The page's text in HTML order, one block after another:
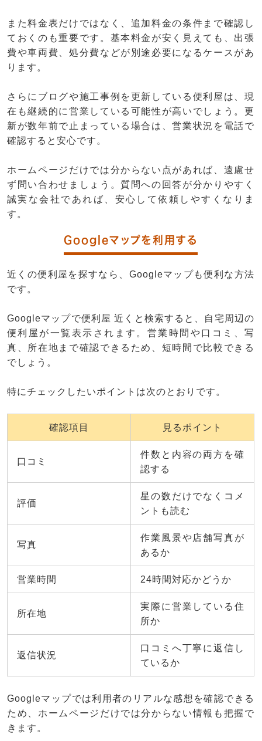
また料金表だけではなく、追加料金の条件まで確認し
ておくのも重要です。基本料金が安く見えても、出張
費や車両費、処分費などが別途必要になるケースがあ
ります。
さらにブログや施工事例を更新している便利屋は、現
在も継続的に営業している可能性が高いでしょう。更
新が数年前で止まっている場合は、営業状況を電話で
確認すると安心です。
ホームページだけでは分からない点があれば、遠慮せ
ず問い合わせましょう。質問への回答が分かりやすく
誠実な会社であれば、安心して依頼しやすくなりま
す。
Googleマップを利用する
近くの便利屋を探すなら、Googleマップも便利な方法
です。
Googleマップで便利屋 近くと検索すると、自宅周辺の
便利屋が一覧表示されます。営業時間や口コミ、写
真、所在地まで確認できるため、短時間で比較できる
でしょう。
特にチェックしたいポイントは次のとおりです。
確認項目 見るポイント
口コミ
件数と内容の両方を確
認する
評価
星の数だけでなくコメ
ントも読む
写真
作業風景や店舗写真が
あるか
営業時間 24時間対応かどうか
所在地
実際に営業している住
所か
返信状況
口コミへ丁寧に返信し
ているか
Googleマップでは利用者のリアルな感想を確認できる
ため、ホームページだけでは分からない情報も把握で
きます。